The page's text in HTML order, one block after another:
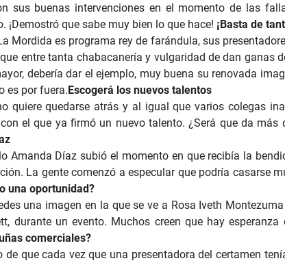
sus buenas intervenciones en el momento de las
¡Demostró que sabe muy bien lo que hace! ¡Basta de
Mordida es programa rey de farándula, sus
entre tanta chabacanería y vulgaridad de dan ganas
debería dar el ejemplo, muy buena su renovada
es por fuera.Escogerá los nuevos talentos
quiere quedarse atrás y al igual que varios colegas
con el que ya firmó un nuevo talento. ¿Será que da más
Amanda Díaz subió el momento en que recibía la
La gente comenzó a especular que podría casarse
una oportunidad?
una imagen en la que se ve a Rosa Iveth
durante un evento. Muchos creen que hay
comerciales?
de que cada vez que una presentadora del certamen